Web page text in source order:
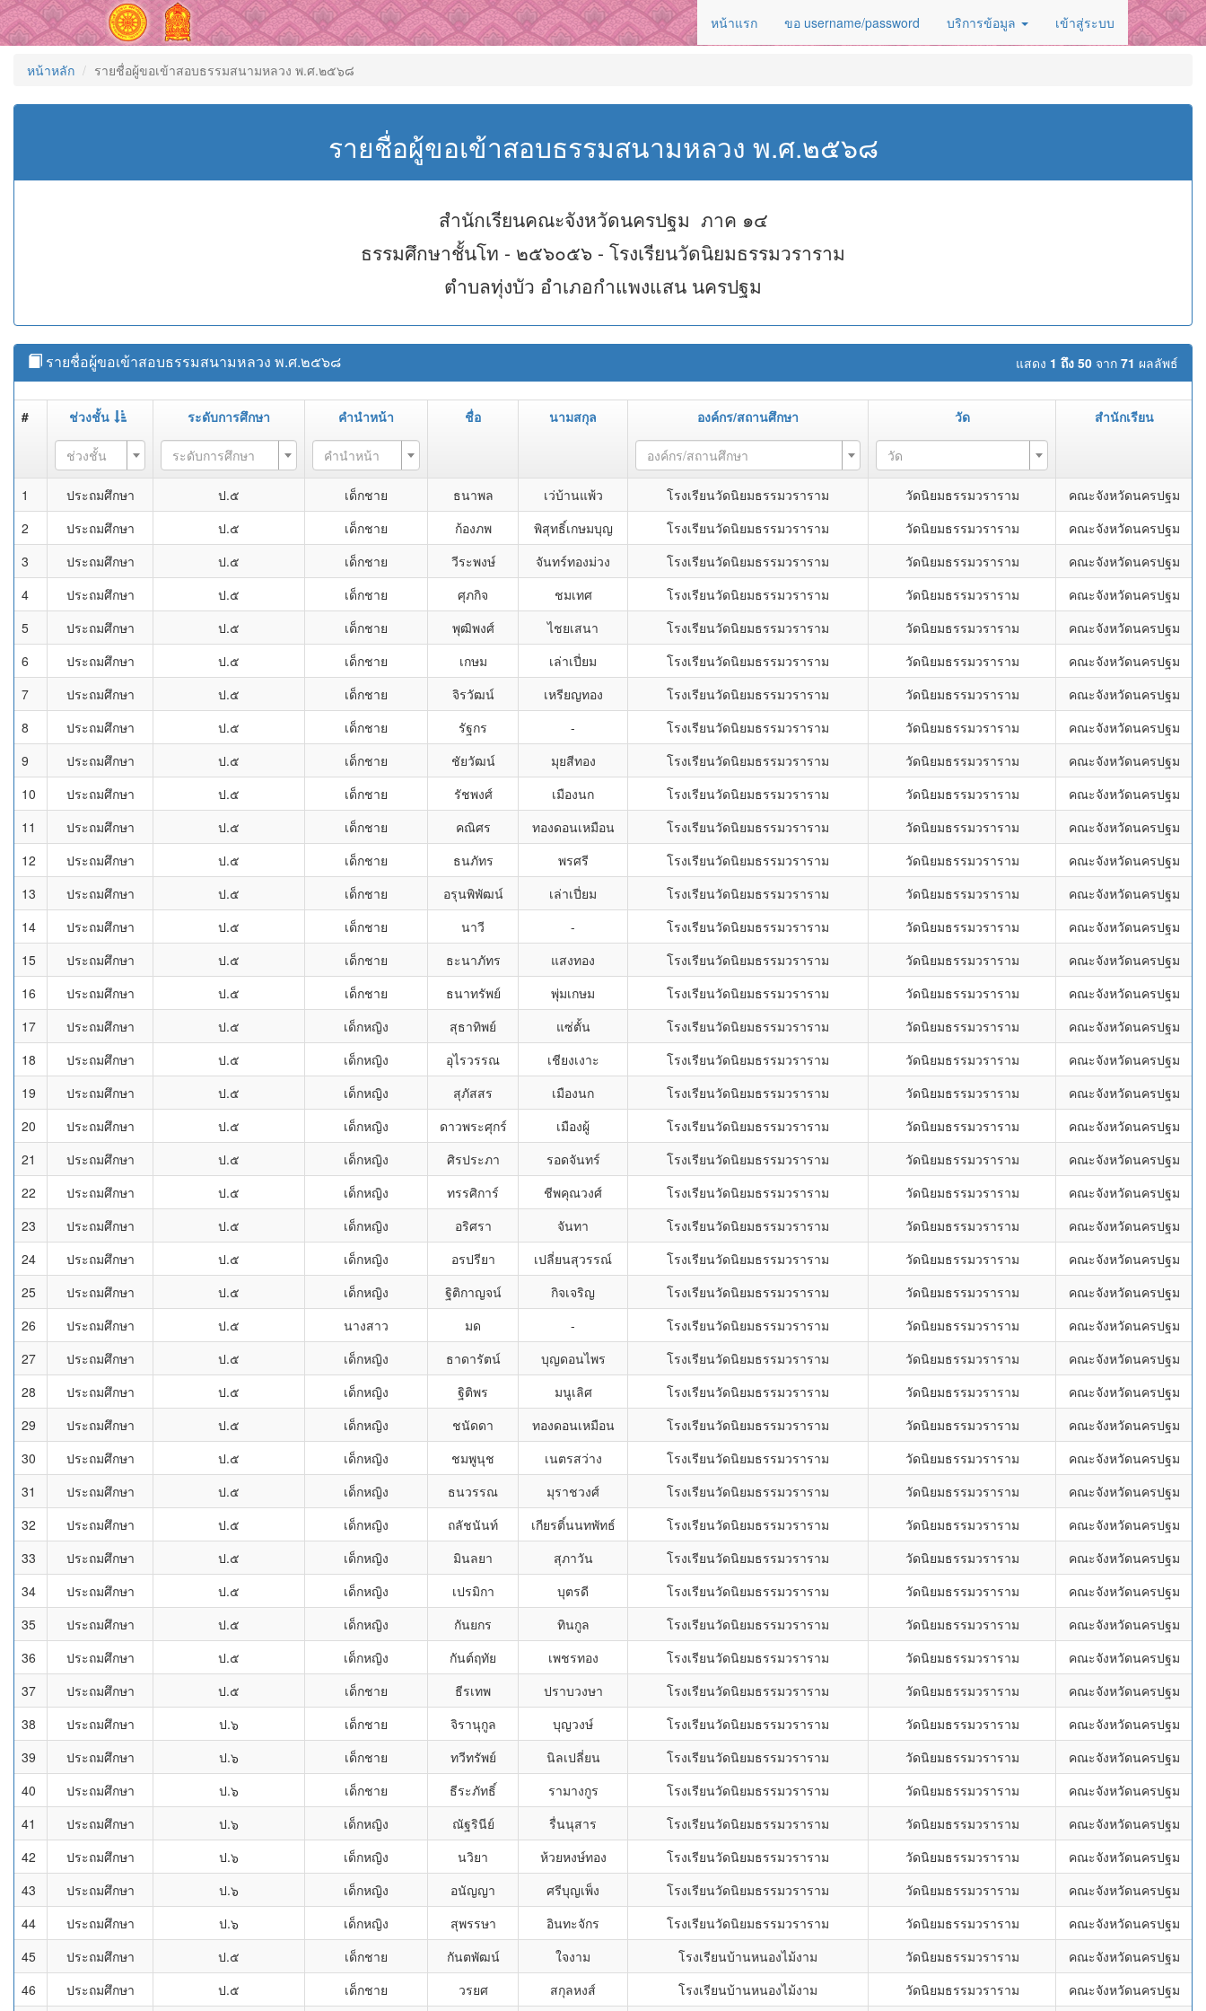
หน้าแรก ขอ username/password บริการข้อมูล เข้าสู่ระบบ
หน้าหลัก รายชื่อผู้ขอเข้าสอบธรรมสนามหลวง พ.ศ.๒๕๖๘
รายชื่อผู้ขอเข้าสอบธรรมสนามหลวง พ.ศ.๒๕๖๘
สำนักเรียนคณะจังหวัดนครปฐม ภาค ๑๔
ธรรมศึกษาชั้นโท - ๒๕๖๐๕๖ - โรงเรียนวัดนิยมธรรมวราราม
ตำบลทุ่งบัว อำเภอกำแพงแสน นครปฐม
แสดง 1 ถึง 50 จาก 71 ผลลัพธ์
รายชื่อผู้ขอเข้าสอบธรรมสนามหลวง พ.ศ.๒๕๖๘
# ช่วงชั้น ระดับการศึกษา คำนำหน้า ชื่อ นามสกุล องค์กร/สถานศึกษา วัด สำนักเรียน
ช่วงชั้น ระดับการศึกษา คำนำหน้า องค์กร/สถานศึกษา วัด
1 ประถมศึกษา ป.๕ เด็กชาย ธนาพล เว่บ้านแพ้ว โรงเรียนวัดนิยมธรรมวราราม วัดนิยมธรรมวราราม
คณะจังหวัดนครปฐม
2
ประถมศึกษา ป.๕ เด็กชาย ก้องภพ พิสุทธิ์เกษมบุญ โรงเรียนวัดนิยมธรรมวราราม วัดนิยมธรรมวราราม
คณะจังหวัดนครปฐม
3
ประถมศึกษา ป.๕ เด็กชาย วีระพงษ์ จันทร์ทองม่วง โรงเรียนวัดนิยมธรรมวราราม วัดนิยมธรรมวราราม
คณะจังหวัดนครปฐม
4
ประถมศึกษา ป.๕ เด็กชาย ศุภกิจ ชมเทศ โรงเรียนวัดนิยมธรรมวราราม วัดนิยมธรรมวราราม
คณะจังหวัดนครปฐม
5
ประถมศึกษา ป.๕ เด็กชาย พุฒิพงศ์ ไชยเสนา โรงเรียนวัดนิยมธรรมวราราม วัดนิยมธรรมวราราม
คณะจังหวัดนครปฐม
6
ประถมศึกษา ป.๕ เด็กชาย เกษม เล่าเปี่ยม โรงเรียนวัดนิยมธรรมวราราม วัดนิยมธรรมวราราม
คณะจังหวัดนครปฐม
7
ประถมศึกษา ป.๕ เด็กชาย จิรวัฒน์ เหรียญทอง โรงเรียนวัดนิยมธรรมวราราม วัดนิยมธรรมวราราม
คณะจังหวัดนครปฐม
8
ประถมศึกษา ป.๕ เด็กชาย รัฐกร - โรงเรียนวัดนิยมธรรมวราราม วัดนิยมธรรมวราราม
คณะจังหวัดนครปฐม
9
ประถมศึกษา ป.๕ เด็กชาย ชัยวัฒน์ มุยสีทอง โรงเรียนวัดนิยมธรรมวราราม วัดนิยมธรรมวราราม
คณะจังหวัดนครปฐม
10
ประถมศึกษา ป.๕ เด็กชาย รัชพงศ์ เมืองนก โรงเรียนวัดนิยมธรรมวราราม วัดนิยมธรรมวราราม
คณะจังหวัดนครปฐม
11
ประถมศึกษา ป.๕ เด็กชาย คณิศร ทองดอนเหมือน โรงเรียนวัดนิยมธรรมวราราม วัดนิยมธรรมวราราม
คณะจังหวัดนครปฐม
12
ประถมศึกษา ป.๕ เด็กชาย ธนภัทร พรศรี โรงเรียนวัดนิยมธรรมวราราม วัดนิยมธรรมวราราม
คณะจังหวัดนครปฐม
13
ประถมศึกษา ป.๕ เด็กชาย อรุนพิพัฒน์ เล่าเปี่ยม โรงเรียนวัดนิยมธรรมวราราม วัดนิยมธรรมวราราม
คณะจังหวัดนครปฐม
14
ประถมศึกษา ป.๕ เด็กชาย นาวี - โรงเรียนวัดนิยมธรรมวราราม วัดนิยมธรรมวราราม
คณะจังหวัดนครปฐม
15
ประถมศึกษา ป.๕ เด็กชาย ธะนาภัทร แสงทอง โรงเรียนวัดนิยมธรรมวราราม วัดนิยมธรรมวราราม
คณะจังหวัดนครปฐม
16
ประถมศึกษา ป.๕ เด็กชาย ธนาทรัพย์ พุ่มเกษม โรงเรียนวัดนิยมธรรมวราราม วัดนิยมธรรมวราราม
คณะจังหวัดนครปฐม
17
ประถมศึกษา ป.๕ เด็กหญิง สุธาทิพย์ แซ่ตั้น โรงเรียนวัดนิยมธรรมวราราม วัดนิยมธรรมวราราม
คณะจังหวัดนครปฐม
18
ประถมศึกษา ป.๕ เด็กหญิง อุไรวรรณ เชียงเงาะ โรงเรียนวัดนิยมธรรมวราราม วัดนิยมธรรมวราราม
คณะจังหวัดนครปฐม
19
ประถมศึกษา ป.๕ เด็กหญิง สุภัสสร เมืองนก โรงเรียนวัดนิยมธรรมวราราม วัดนิยมธรรมวราราม
คณะจังหวัดนครปฐม
20
ประถมศึกษา ป.๕ เด็กหญิง ดาวพระศุกร์ เมืองผู้ โรงเรียนวัดนิยมธรรมวราราม วัดนิยมธรรมวราราม
คณะจังหวัดนครปฐม
21
ประถมศึกษา ป.๕ เด็กหญิง ศิรประภา รอดจันทร์ โรงเรียนวัดนิยมธรรมวราราม วัดนิยมธรรมวราราม
คณะจังหวัดนครปฐม
22
ประถมศึกษา ป.๕ เด็กหญิง ทรรศิการ์ ชีพคุณวงศ์ โรงเรียนวัดนิยมธรรมวราราม วัดนิยมธรรมวราราม
คณะจังหวัดนครปฐม
23
ประถมศึกษา ป.๕ เด็กหญิง อริศรา จันทา โรงเรียนวัดนิยมธรรมวราราม วัดนิยมธรรมวราราม
คณะจังหวัดนครปฐม
24
ประถมศึกษา ป.๕ เด็กหญิง อรปรียา เปลี่ยนสุวรรณ์ โรงเรียนวัดนิยมธรรมวราราม วัดนิยมธรรมวราราม
คณะจังหวัดนครปฐม
25
ประถมศึกษา ป.๕ เด็กหญิง ฐิติกาญจน์ กิจเจริญ โรงเรียนวัดนิยมธรรมวราราม วัดนิยมธรรมวราราม
คณะจังหวัดนครปฐม
26
ประถมศึกษา ป.๕ นางสาว มด - โรงเรียนวัดนิยมธรรมวราราม วัดนิยมธรรมวราราม
คณะจังหวัดนครปฐม
27
ประถมศึกษา ป.๕ เด็กหญิง ธาดารัตน์ บุญดอนไพร โรงเรียนวัดนิยมธรรมวราราม วัดนิยมธรรมวราราม
คณะจังหวัดนครปฐม
28
ประถมศึกษา ป.๕ เด็กหญิง ฐิติพร มนูเลิศ โรงเรียนวัดนิยมธรรมวราราม วัดนิยมธรรมวราราม
คณะจังหวัดนครปฐม
29
ประถมศึกษา ป.๕ เด็กหญิง ชนัดดา ทองดอนเหมือน โรงเรียนวัดนิยมธรรมวราราม วัดนิยมธรรมวราราม
คณะจังหวัดนครปฐม
30
ประถมศึกษา ป.๕ เด็กหญิง ชมพูนุช เนตรสว่าง โรงเรียนวัดนิยมธรรมวราราม วัดนิยมธรรมวราราม
คณะจังหวัดนครปฐม
31
ประถมศึกษา ป.๕ เด็กหญิง ธนวรรณ มุราชวงศ์ โรงเรียนวัดนิยมธรรมวราราม วัดนิยมธรรมวราราม
คณะจังหวัดนครปฐม
32
ประถมศึกษา ป.๕ เด็กหญิง ถลัชนันท์ เกียรติ์นนทพัทธ์ โรงเรียนวัดนิยมธรรมวราราม วัดนิยมธรรมวราราม
คณะจังหวัดนครปฐม
33
ประถมศึกษา ป.๕ เด็กหญิง มินลยา สุภาวัน โรงเรียนวัดนิยมธรรมวราราม วัดนิยมธรรมวราราม
คณะจังหวัดนครปฐม
34
ประถมศึกษา ป.๕ เด็กหญิง เปรมิกา บุตรดี โรงเรียนวัดนิยมธรรมวราราม วัดนิยมธรรมวราราม
คณะจังหวัดนครปฐม
35
ประถมศึกษา ป.๕ เด็กหญิง กันยกร ทินกูล โรงเรียนวัดนิยมธรรมวราราม วัดนิยมธรรมวราราม
คณะจังหวัดนครปฐม
36
ประถมศึกษา ป.๕ เด็กหญิง กันต์ฤทัย เพชรทอง โรงเรียนวัดนิยมธรรมวราราม วัดนิยมธรรมวราราม
คณะจังหวัดนครปฐม
37
ประถมศึกษา ป.๕ เด็กชาย ธีรเทพ ปราบวงษา โรงเรียนวัดนิยมธรรมวราราม วัดนิยมธรรมวราราม
คณะจังหวัดนครปฐม
38
ประถมศึกษา ป.๖ เด็กชาย จิรานุกูล บุญวงษ์ โรงเรียนวัดนิยมธรรมวราราม วัดนิยมธรรมวราราม
คณะจังหวัดนครปฐม
39
ประถมศึกษา ป.๖ เด็กชาย ทวีทรัพย์ นิลเปลี่ยน โรงเรียนวัดนิยมธรรมวราราม วัดนิยมธรรมวราราม
คณะจังหวัดนครปฐม
40
ประถมศึกษา ป.๖ เด็กชาย ธีระภัทธิ์ รามางกูร โรงเรียนวัดนิยมธรรมวราราม วัดนิยมธรรมวราราม
คณะจังหวัดนครปฐม
41
ประถมศึกษา ป.๖ เด็กหญิง ณัฐรินีย์ รื่นนุสาร โรงเรียนวัดนิยมธรรมวราราม วัดนิยมธรรมวราราม
คณะจังหวัดนครปฐม
42
ประถมศึกษา ป.๖ เด็กหญิง นวิยา ห้วยหงษ์ทอง โรงเรียนวัดนิยมธรรมวราราม วัดนิยมธรรมวราราม
คณะจังหวัดนครปฐม
43
ประถมศึกษา ป.๖ เด็กหญิง อนัญญา ศรีบุญเพ็ง โรงเรียนวัดนิยมธรรมวราราม วัดนิยมธรรมวราราม
คณะจังหวัดนครปฐม
44
ประถมศึกษา ป.๖ เด็กหญิง สุพรรษา อินทะจักร โรงเรียนวัดนิยมธรรมวราราม วัดนิยมธรรมวราราม
คณะจังหวัดนครปฐม
45
ประถมศึกษา ป.๕ เด็กชาย กันตพัฒน์ ใจงาม โรงเรียนบ้านหนองไม้งาม วัดนิยมธรรมวราราม
คณะจังหวัดนครปฐม
46
ประถมศึกษา ป.๕ เด็กชาย วรยศ สกุลหงส์ โรงเรียนบ้านหนองไม้งาม วัดนิยมธรรมวราราม คณะจังหวัดนครปฐม